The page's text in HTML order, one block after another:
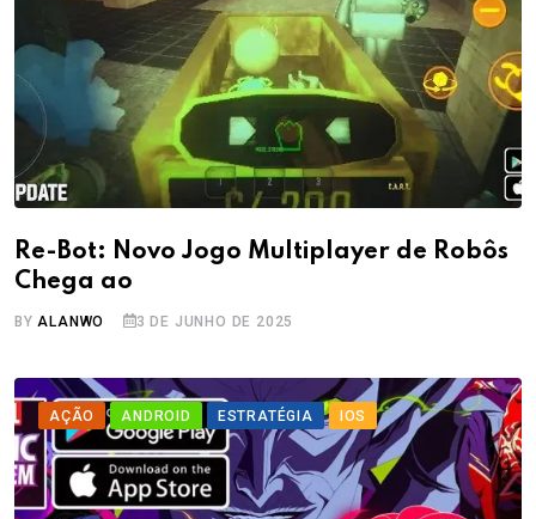
Re-Bot: Novo Jogo Multiplayer de Robôs
Chega ao
BYALANWO 3 DE JUNHO DE 2025
AÇÃO ANDROID ESTRATÉGIA IOS